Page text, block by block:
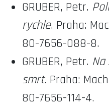
GRUBER, Petr.
rychle. Praha:
80-7656-088-8.
GRUBER, Petr.
smrt. Praha:
80-7656-114-4.